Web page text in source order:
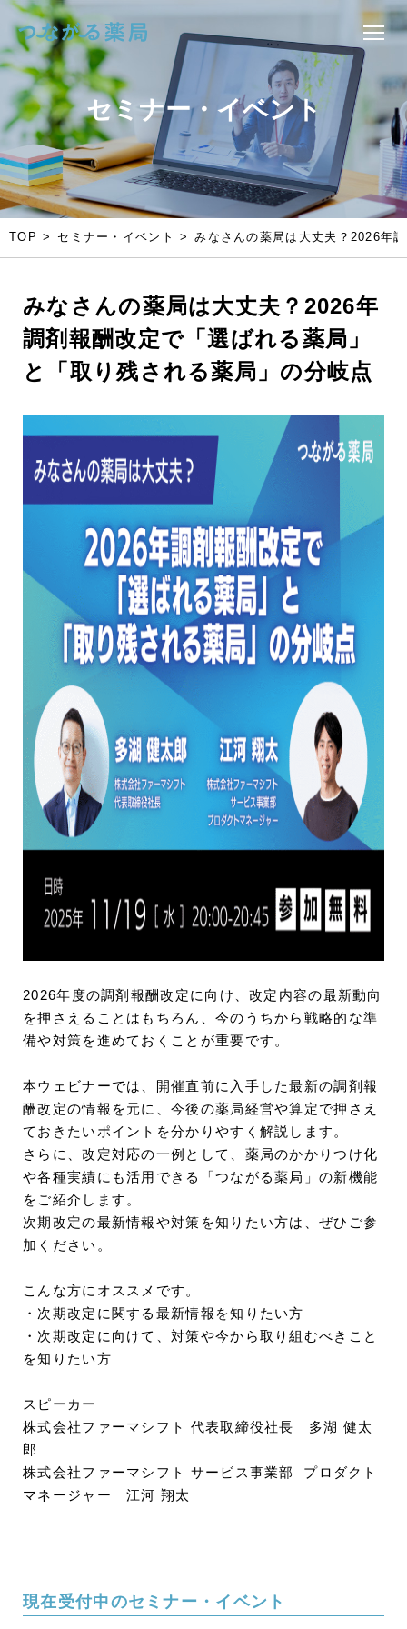
セミナー・イベント
SEMINARS & EVENTS
TOP セミナー・イベント みなさんの薬局は大丈夫？2026年
みなさんの薬局は大丈夫？2026年
調剤報酬改定で「選ばれる薬局」
と「取り残される薬局」の分岐点
2026年度の調剤報酬改定に向け、改定内容の最新動向
を押さえることはもちろん、今のうちから戦略的な準
備や対策を進めておくことが重要です。
本ウェビナーでは、開催直前に入手した最新の調剤報
酬改定の情報を元に、今後の薬局経営や算定で押さえ
ておきたいポイントを分かりやすく解説します。
さらに、改定対応の一例として、薬局のかかりつけ化
や各種実績にも活用できる「つながる薬局」の新機能
をご紹介します。
次期改定の最新情報や対策を知りたい方は、ぜひご参
加ください。
こんな方にオススメです。
・次期改定に関する最新情報を知りたい方
・次期改定に向けて、対策や今から取り組むべきこと
を知りたい方
スピーカー
株式会社ファーマシフト 代表取締役社長 多湖 健太
郎
株式会社ファーマシフト サービス事業部 プロダクト
マネージャー江河 翔太
現在受付中のセミナー・イベント